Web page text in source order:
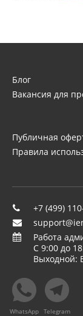
Блог
Вакансия для
Публичная
Правила
+7 (499)
Работа
C 9:00 до
Выходной: